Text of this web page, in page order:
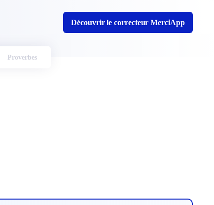
Découvrir le correcteur MerciApp
Proverbes